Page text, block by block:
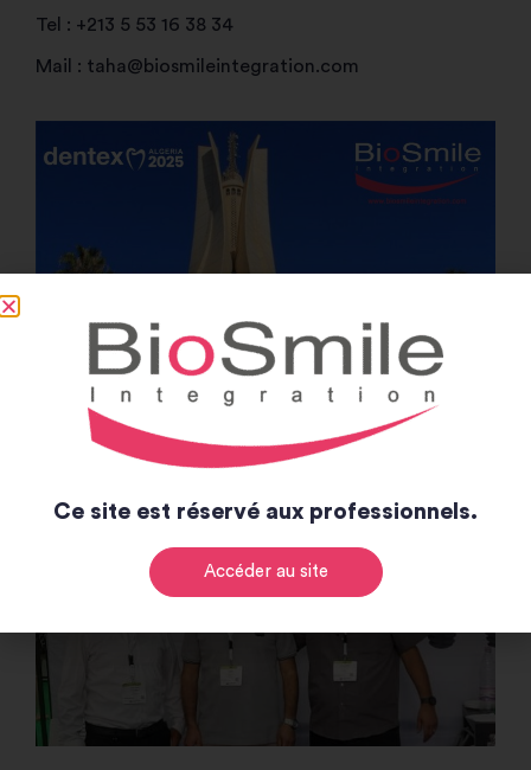
Tel : +213 5 53 16 38 34
Mail : taha@biosmileintegration.com
Ce site est réservé aux professionnels.
Accéder au site